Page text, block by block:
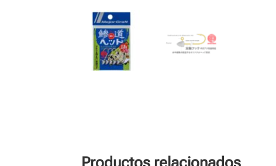
Productos relacionados